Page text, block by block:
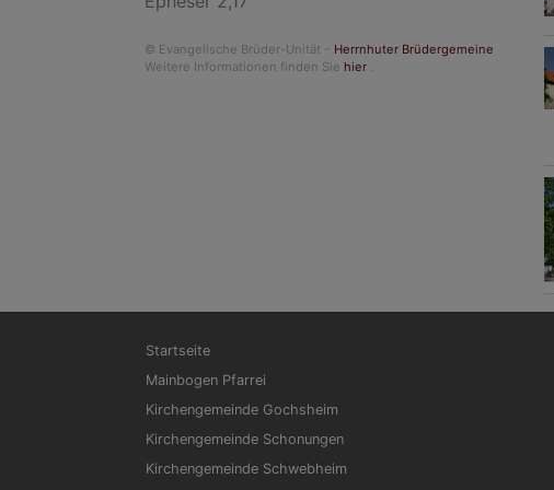
© Evangelische Brüder-Unität – Herrnhuter Brüdergemeine
Weitere Informationen finden Sie hier .
Hauptnavigation
Startseite
Mainbogen Pfarrei
Kirchengemeinde Gochsheim
Kirchengemeinde Schonungen
Kirchengemeinde Schwebheim